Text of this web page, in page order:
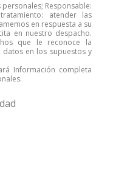
Responsable:
atender las
en respuesta a su
en nuestro despacho.
que le reconoce la
en los supuestos y
Información completa